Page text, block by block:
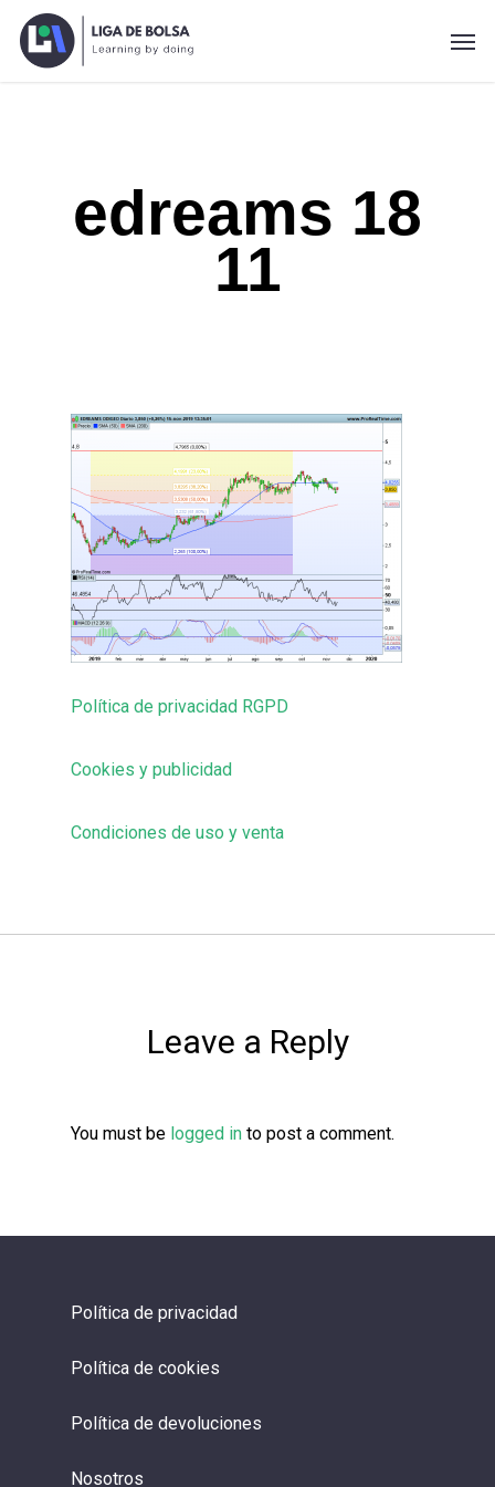
Skip
edreams 18
11
Política de privacidad RGPD
Cookies y publicidad
Condiciones de uso y venta
Leave a Reply
You must be logged in to post a comment.
Política de privacidad
Política de cookies
Política de devoluciones
Nosotros